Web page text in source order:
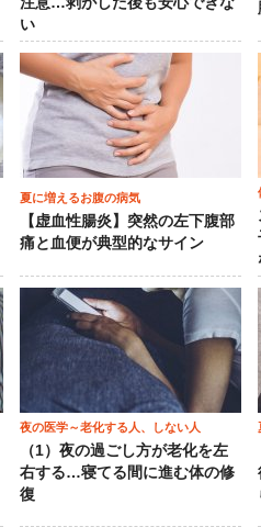
い
夏に増えるお腹の病気
【虚血性腸炎】突然の左下腹部
痛と血便が典型的なサイン
夜の医学～老化する人、しない人
（1）夜の過ごし方が老化を左
右する…寝てる間に進む体の修
復